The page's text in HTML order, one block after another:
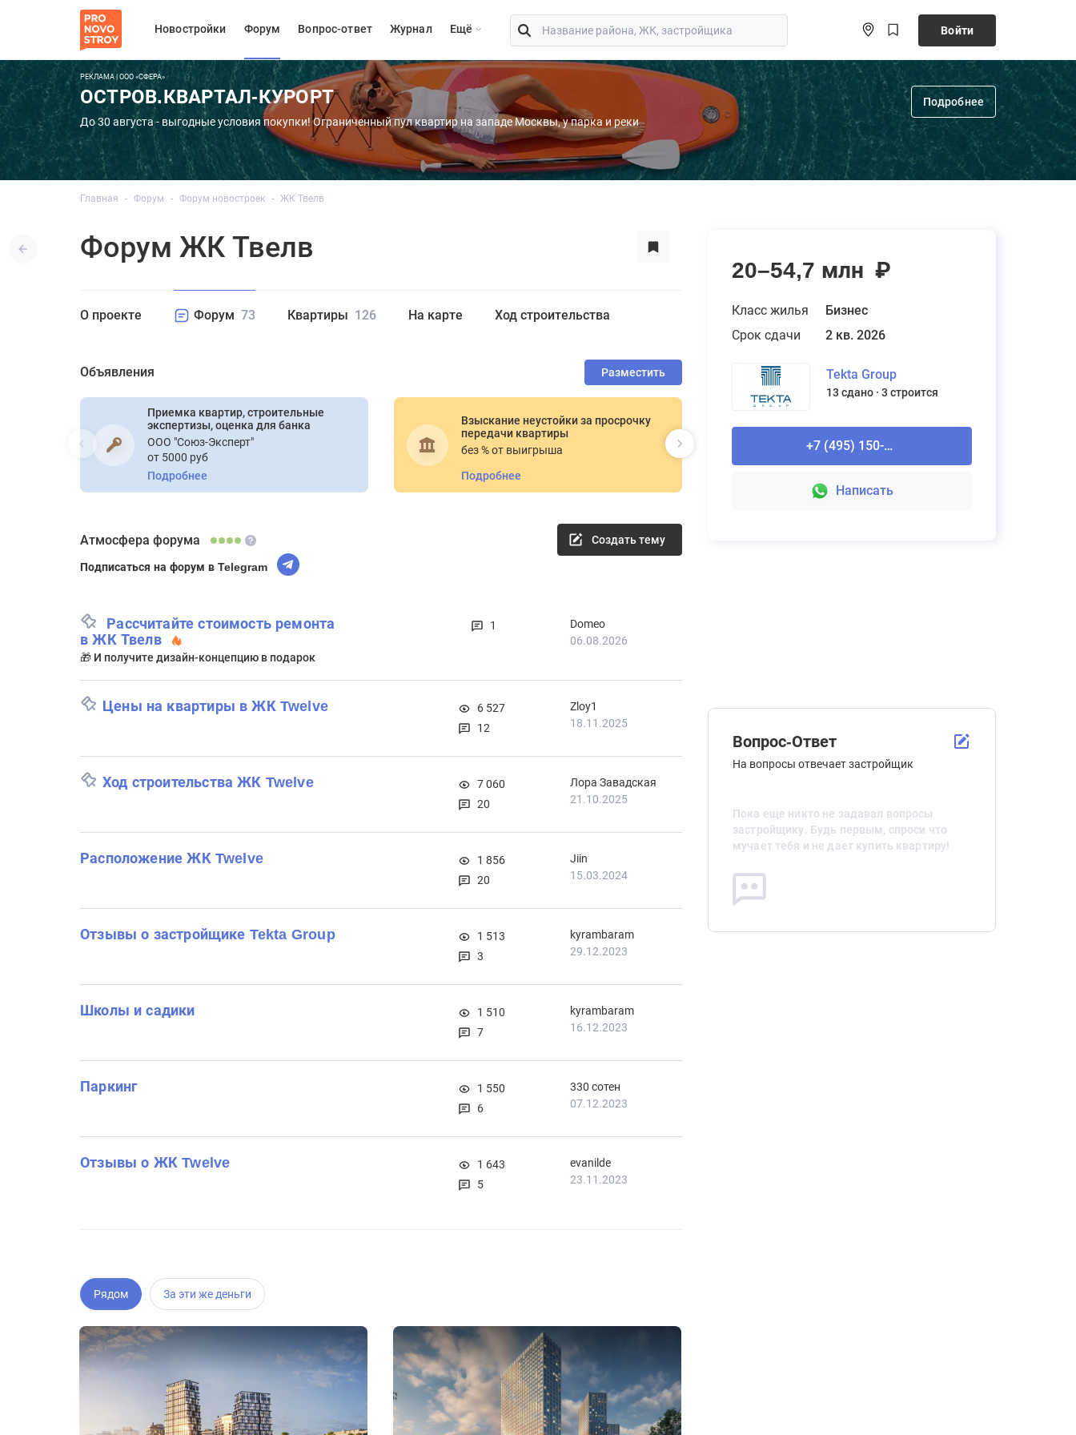
Новостройки Форум Вопрос-ответ Журнал Eщё Войти
РЕКЛАМА | ООО «СФЕРА»
ОСТРОВ.КВАРТАЛ-КУРОРТ
До 30 августа - выгодные условия покупки! Ограниченный пул квартир на западе Москвы, у парка и реки
Подробнее
Главная Форум Форум новостроек ЖК Твелв
20–54,7 млн ₽
Класс жилья
Бизнес
Срок сдачи
2 кв. 2026
Tekta Group
13 сдано 3 строится
+7 (495) 150-90-61
Написать
Вопрос-Ответ
На вопросы отвечает застройщик
Пока еще никто не задавал вопросы
застройщику. Будь первым, спроси что
мучает тебя и не дает купить квартиру!
Форум ЖК Твелв
О проекте Форум 73 Квартиры 126 На карте Ход строительства
Объявления Разместить
Приемка квартир, строительные
экспертизы, оценка для банка
ООО "Союз-Эксперт"
от 5000 руб
Подробнее
Взыскание неустойки за просрочку
передачи квартиры
без % от выигрыша
Подробнее
Рассчитайте стоимость ремонта
Domeo
Атмосфера форума
Подписаться на форум в Telegram
Создать тему
Рассчитайте стоимость ремонта
в ЖК Твелв
🎁 И получите дизайн-концепцию в подарок
1
Domeo
06.08.2026
Цены на квартиры в ЖК Twelve
6 527
12
Zloy1
18.11.2025
Ход строительства ЖК Twelve
7 060
20
Лора Завадская
21.10.2025
Расположение ЖК Twelve
1 856
20
Jiin
15.03.2024
Отзывы о застройщике Tekta Group
1 513
3
kyrambaram
29.12.2023
Школы и садики
1 510
7
kyrambaram
16.12.2023
Паркинг
1 550
6
330 сотен
07.12.2023
Отзывы о ЖК Twelve
1 643
5
evanilde
23.11.2023
Рядом За эти же деньги